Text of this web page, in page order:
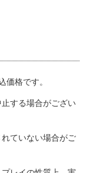
格です。
する場合がござい
ていない場合がご